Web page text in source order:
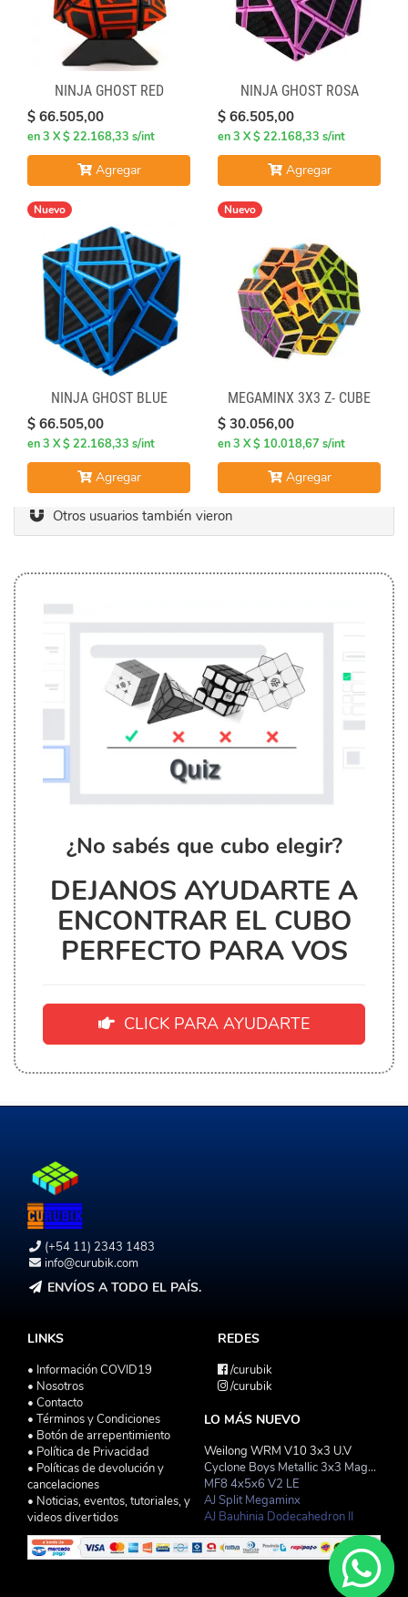
NINJA GHOST RED
$ 66.505,00
en 3 X $ 22.168,33 s/int
Agregar
NINJA GHOST ROSA
$ 66.505,00
en 3 X $ 22.168,33 s/int
Agregar
Nuevo
NINJA GHOST BLUE
$ 66.505,00
en 3 X $ 22.168,33 s/int
Agregar
Nuevo
MEGAMINX 3X3 Z- CUBE
$ 30.056,00
en 3 X $ 10.018,67 s/int
Agregar
Otros usuarios también vieron
¿No sabés que cubo elegir?
DEJANOS AYUDARTE A
ENCONTRAR EL CUBO
PERFECTO PARA VOS
CLICK PARA AYUDARTE
(+54 11) 2343 1483
info@curubik.com
ENVÍOS A TODO EL PAÍS.
LINKS
• Información COVID19
• Nosotros
• Contacto
• Términos y Condiciones
• Botón de arrepentimiento
• Política de Privacidad
• Políticas de devolución y
cancelaciones
• Noticias, eventos, tutoriales, y
videos divertidos
REDES
/curubik
/curubik
LO MÁS NUEVO
Weilong WRM V10 3x3 U.V
Cyclone Boys Metallic 3x3 Magnetico Macaron
MF8 4x5x6 V2 LE
AJ Split Megaminx
AJ Bauhinia Dodecahedron II